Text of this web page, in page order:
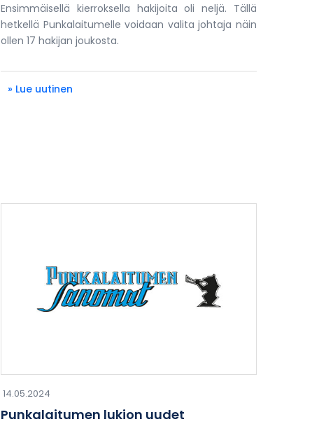
Ensimmäisellä kierroksella hakijoita oli neljä. Tällä
hetkellä Punkalaitumelle voidaan valita johtaja näin
ollen 17 hakijan joukosta.
» Lue uutinen
14.05.2024
Punkalaitumen lukion uudet